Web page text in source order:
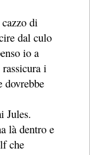
di
dal culo
io a
i
dovrebbe
Jules.
là dentro e
che